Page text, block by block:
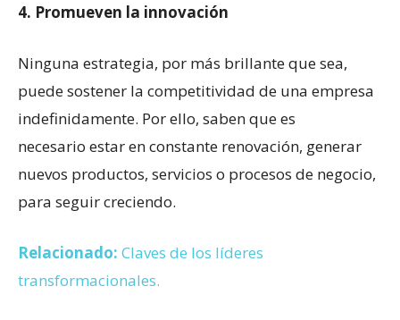
4. Promueven la innovación
Ninguna estrategia, por más brillante que sea,
puede sostener la competitividad de una empresa
indefinidamente. Por ello, saben que es
necesario estar en constante renovación, generar
nuevos productos, servicios o procesos de negocio,
para seguir creciendo.
Relacionado: Claves de los líderes
transformacionales.